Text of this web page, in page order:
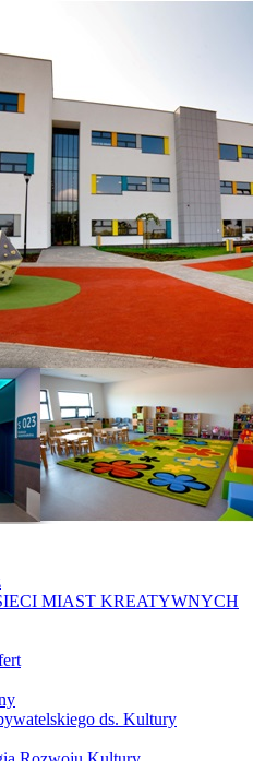
MIAST KREATYWNYCH
ds. Kultury